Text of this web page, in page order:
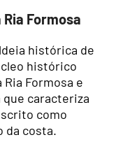
Formosa
histórica de
histórico
Formosa e
caracteriza
como
da costa.